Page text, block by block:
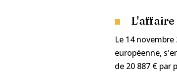
L'affaire
Le 14
européenne,
de 20 887 €